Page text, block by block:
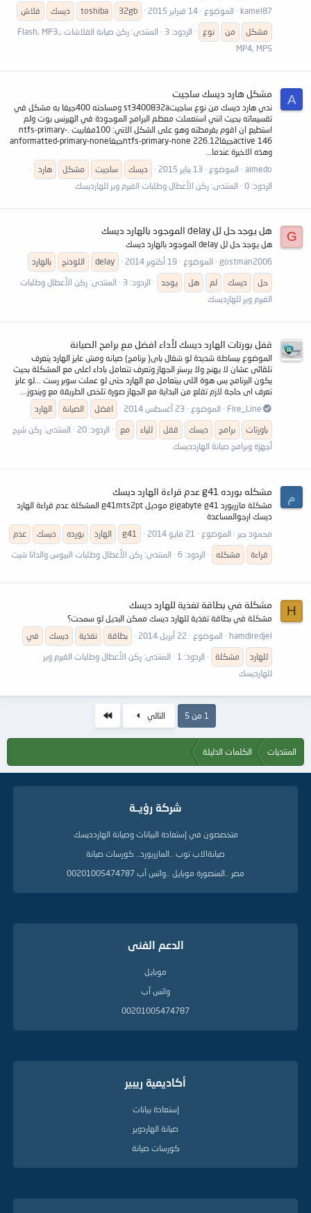
kamel87
الموضوع 14 فبراير 2015 32gb
toshiba ديسك
فلاش
مشكل
من نوع الردود: 3 المنتدى:
ركن صيانة الفلاشات ,Flash, MP3,
MP4, MP5
A مشكل هارد ديسك ساجيت
ندي هارد ديسك من نوع ساجيتst3400832a ومساحته 400جيغا به مشكل في
تقسيماته بحيث انني استعملت معظم البرامج الموجودة في الهيرنس بوت ولم
استطيع ان اقوم بفرمطته وهو على الشكل الاتي: 100مغابيت .ntfs-primary-
active 146جيغاntfs-primary-none 226.12جيغاanformatted-primary-none
وهذه الاخيرة عندما...
aimedo
الموضوع 13 يناير 2015 ديسك ساجيت مشكل
هارد
الردود: 0
المنتدى: ركن الأعطال وطلبات الفيرم وير للهارديسك
G هل يوجد حل لل delay الموجود بالهارد ديسك
هل يوجد حل لل delay الموجود بالهارد ديسك
gostman2006
الموضوع 19 أكتوبر 2014 delay اللودنج
بالهارد
حل
ديسك لم هل يوجد الردود: 3 المنتدى: ركن الأعطال وطلبات
الفيرم وير للهارديسك
قفل بورتات الهارد ديسك لأداء افضل مع برامج الصيانة
الموضوع ببساطة شديدة لو شغال باى( برنامج) صيانه ومش عايز الهارد يتعرف
تلقائى عشان لا يهنج ولا يرستر الجهاز وتعرف تتعامل باداء اعلى مع المشكلة بحيث
يكون البرنامج بس هوة اللى بيتعامل مع الهارد حتى لو عملت سوبر رست ...لو عابز
تعرف اى حاجة لازم تقلع من البداية مع الجهاز صورة تلخص الطريقة مع ويندوز...
Fire_Line
الموضوع 23 أغسطس 2014 افضل الصيانة
الهارد
باورتات
برامج ديسك قفل للياء مع الردود: 20 المنتدى: ركن شرح
أجهزة وبرامج صيانة الهاردديسك
م مشكله بورده g41 عدم قراءة الهارد ديسك
مشكلة مازربورد gigabyte g41 موديل g41mts2pt المشكلة عدم قراءة الهارد
ديسك ارجوالمساعدة
محمود جبر
الموضوع 21 مايو 2014 g41 الهارد بورده ديسك
عدم
قراءة
مشكله الردود: 6 المنتدى: ركن الأعطال وطلبات البيوس والداتا شيت
H مشكلة في بطاقة تغذية للهارد ديسك
مشكلة في بطاقة تغذية للهارد ديسك ممكن البديل لو سمحت؟
hamdiredjel
الموضوع 22 أبريل 2014 بطاقة تغذية ديسك
في
للهارد
مشكلة الردود: 1 المنتدى: ركن الأعطال وطلبات الفيرم وير
للهارديسك
1 من 5 التالي
المنتديات الكلمات الدليلة
شركة رؤيــة
متخصصون في إستعادة البيانات وصيانة الهاردديسك
صيانةالاب توب ..المازربورد.. كورسات صيانة
مصر ..المنصورة موبايل ..واتس آب 00201005474787
الدعم الفنى
موبايل
واتس آب
00201005474787
أكاديمية ريبير
إستعادة بيانات
صيانة الهاردوير
كورسات صيانة